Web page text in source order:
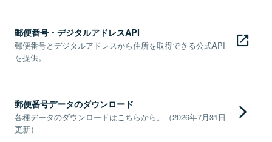
郵便番号・デジタルアドレスAPI
郵便番号とデジタルアドレスから住所を取得できる公式API
を提供。
郵便番号データのダウンロード
各種データのダウンロードはこちらから。（2026年7月31日
更新）